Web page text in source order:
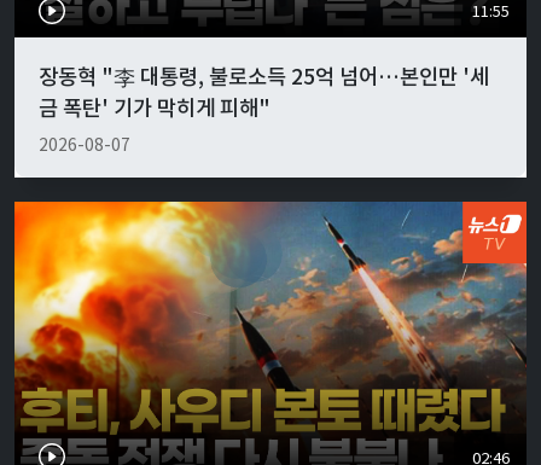
11:55
장동혁 "李 대통령, 불로소득 25억 넘어…본인만 '세
금 폭탄' 기가 막히게 피해"
2026-08-07
02:46